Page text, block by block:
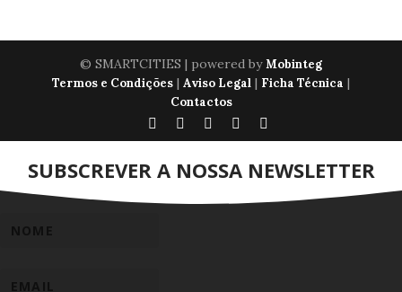
© SMARTCITIES | powered byMobinteg
Termos e Condições | Aviso Legal | Ficha Técnica |
Contactos
SUBSCREVER A NOSSA NEWSLETTER